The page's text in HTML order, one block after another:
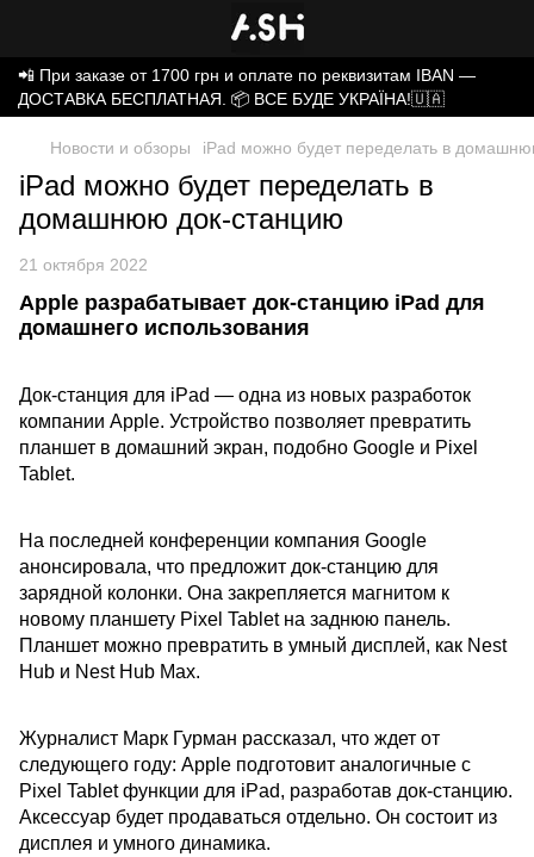
📲 При заказе от 1700 грн и оплате по реквизитам IBAN —
ДОСТАВКА БЕСПЛАТНАЯ. 📦 ВСЕ БУДЕ УКРАЇНА!🇺🇦
Новости и обзоры iPad можно будет переделать в
iPad можно будет переделать в
домашнюю док-станцию
21 октября 2022
Apple разрабатывает док-станцию iPad для
домашнего использования
Док-станция для iPad — одна из новых разработок
компании Apple. Устройство позволяет превратить
планшет в домашний экран, подобно Google и Pixel
Tablet.
На последней конференции компания Google
анонсировала, что предложит док-станцию для
зарядной колонки. Она закрепляется магнитом к
новому планшету Pixel Tablet на заднюю панель.
Планшет можно превратить в умный дисплей, как Nest
Hub и Nest Hub Max.
Журналист Марк Гурман рассказал, что ждет от
следующего году: Apple подготовит аналогичные с
Pixel Tablet функции для iPad, разработав док-станцию.
Аксессуар будет продаваться отдельно. Он состоит из
дисплея и умного динамика.